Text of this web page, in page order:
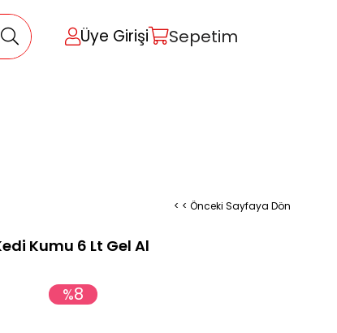
Üye Girişi Sepetim
< < Önceki Sayfaya Dön
Kumu 6 Lt Gel Al
%8